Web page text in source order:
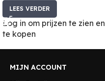
LEES VERDER
Log in om prijzen te zien en
te kopen
MIJN ACCOUNT